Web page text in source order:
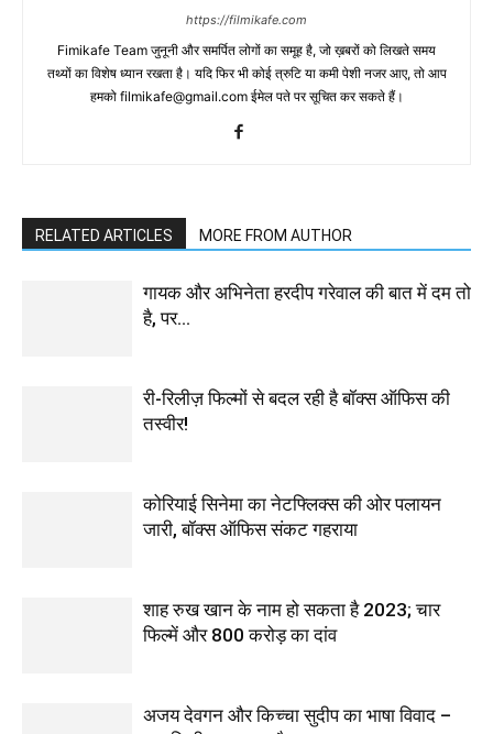
https://filmikafe.com
Fimikafe Team जुनूनी और समर्पित लोगों का समूह है, जो ख़बरों को लिखते समय
तथ्‍यों का विशेष ध्‍यान रखता है। यदि फिर भी कोई त्रुटि या कमी पेशी नजर आए, तो आप
हमको filmikafe@gmail.com ईमेल पते पर सूचित कर सकते हैं।
RELATED ARTICLES MORE FROM AUTHOR
गायक और अभिनेता हरदीप गरेवाल की बात में दम तो
है, पर…
री-रिलीज़ फिल्मों से बदल रही है बॉक्स ऑफिस की
तस्वीर!
कोरियाई सिनेमा का नेटफ्लिक्स की ओर पलायन
जारी, बॉक्स ऑफिस संकट गहराया
शाह रुख खान के नाम हो सकता है 2023; चार
फिल्में और 800 करोड़ का दांव
अजय देवगन और किच्चा सुदीप का भाषा विवाद –